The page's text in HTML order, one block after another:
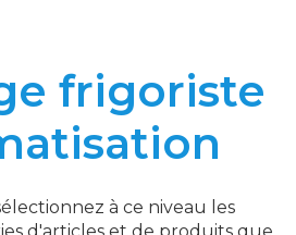
frigoriste
à ce niveau les